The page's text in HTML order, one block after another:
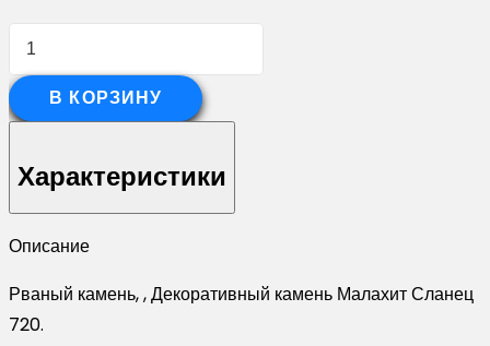
Количество
Декоративный
камень
Сланец
720
В КОРЗИНУ
Характеристики
Описание
Рваный камень, , Декоративный камень Малахит Сланец
720.